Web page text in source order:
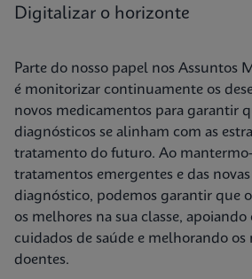
Digitalizar o horizonte
Parte do nosso papel nos Assuntos
é monitorizar continuamente os
novos medicamentos para garantir
diagnósticos se alinham com as
tratamento do futuro. Ao
tratamentos emergentes e das
diagnóstico, podemos garantir que
os melhores na sua classe, apoiando
cuidados de saúde e melhorando os
doentes.